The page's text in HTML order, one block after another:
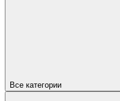
Все категории